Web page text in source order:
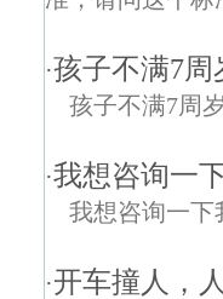
·孩子不满7
孩子不满7周
·我想咨询一
我想咨询一下
·开车撞人，